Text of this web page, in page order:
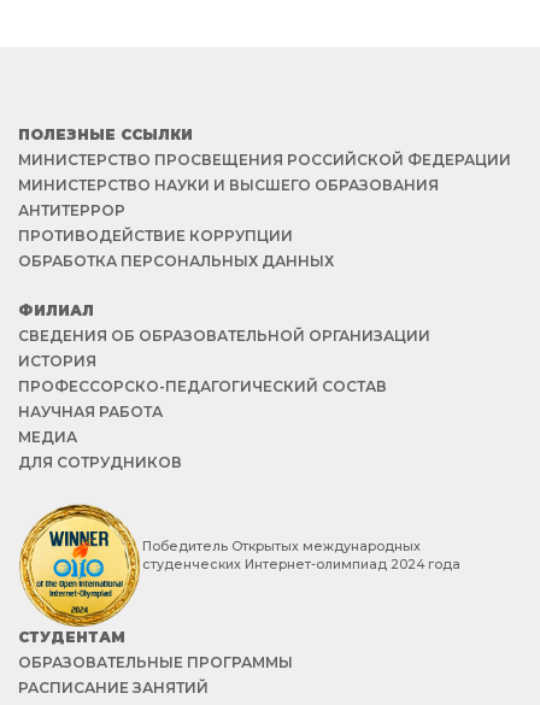
ПОЛЕЗНЫЕ ССЫЛКИ
МИНИСТЕРСТВО ПРОСВЕЩЕНИЯ РОССИЙСКОЙ ФЕДЕРАЦИИ
МИНИСТЕРСТВО НАУКИ И ВЫСШЕГО ОБРАЗОВАНИЯ
АНТИТЕРРОР
ПРОТИВОДЕЙСТВИЕ КОРРУПЦИИ
ОБРАБОТКА ПЕРСОНАЛЬНЫХ ДАННЫХ
ФИЛИАЛ
СВЕДЕНИЯ ОБ ОБРАЗОВАТЕЛЬНОЙ ОРГАНИЗАЦИИ
ИСТОРИЯ
ПРОФЕССОРСКО-ПЕДАГОГИЧЕСКИЙ СОСТАВ
НАУЧНАЯ РАБОТА
МЕДИА
ДЛЯ СОТРУДНИКОВ
Победитель Открытых международных
студенческих Интернет-олимпиад 2024 года
СТУДЕНТАМ
ОБРАЗОВАТЕЛЬНЫЕ ПРОГРАММЫ
РАСПИСАНИЕ ЗАНЯТИЙ